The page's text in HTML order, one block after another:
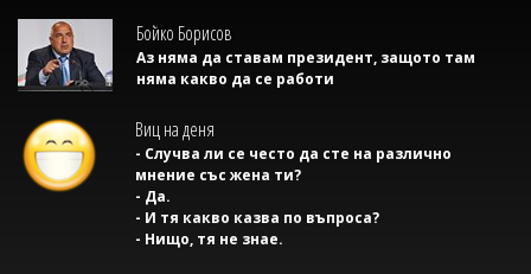
Бойко Борисов
Аз няма да ставам президент, защото там
няма какво да се работи
Виц на деня
- Случва ли се често да сте на различно
мнение със жена ти?
- Да.
- И тя какво казва по въпроса?
- Нищо, тя не знае.